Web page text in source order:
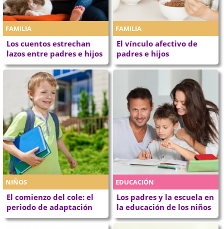
FAMILIA
Los cuentos estrechan
lazos entre padres e hijos
FAMILIA
El vínculo afectivo de
padres e hijos
NIÑOS
El comienzo del cole: el
periodo de adaptación
EDUCACIÓN
Los padres y la escuela en
la educación de los niños